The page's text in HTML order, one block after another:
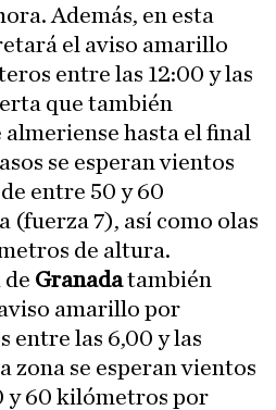
Además, en esta
el aviso amarillo
entre las 12:00 y las
que también
hasta el final
se esperan vientos
entre 50 y 60
7), así como olas
de altura.
Granadatambién
amarillo por
entre las 6,00 y las
zona se esperan vientos
y 60 kilómetros por